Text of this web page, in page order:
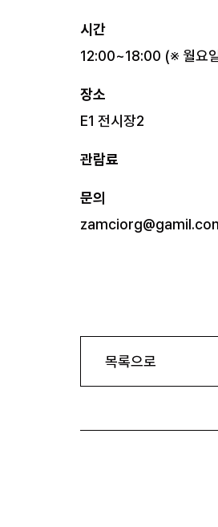
시간
12:00~18:00 (※ 월요
장소
E1 전시장2
관람료
문의
목록으로